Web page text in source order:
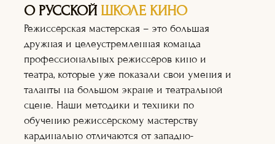
О РУССКОЙ ШКОЛЕ КИНО
Режиссёрская мастерская – это большая
дружная и целеустремленная команда
профессиональных режиссёров кино и
театра, которые уже показали свои умения и
таланты на большом экране и театральной
сцене. Наши методики и техники по
обучению режиссёрскому мастерству
кардинально отличаются от западно-